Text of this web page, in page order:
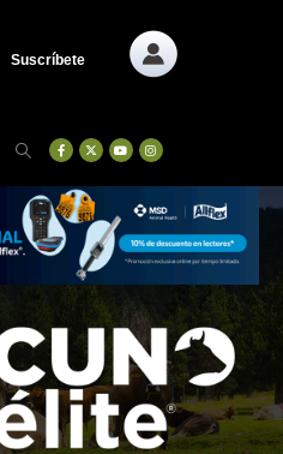
Suscríbete